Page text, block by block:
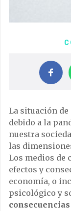
La situación
debido a la
nuestra
las
Los medios de
efectos y
economía, o
psicológico y